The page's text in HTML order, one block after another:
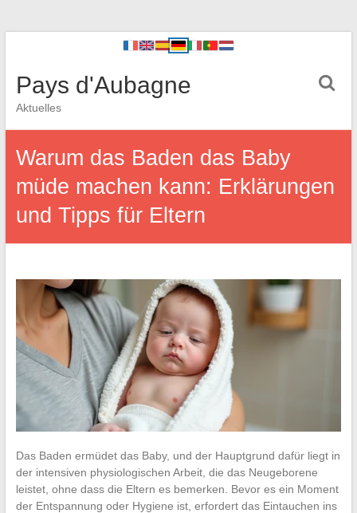
Pays d'Aubagne
Aktuelles
Warum das Baden das Baby
müde machen kann: Erklärungen
und Tipps für Eltern
Das Baden ermüdet das Baby, und der Hauptgrund dafür liegt in
der intensiven physiologischen Arbeit, die das Neugeborene
leistet, ohne dass die Eltern es bemerken. Bevor es ein Moment
der Entspannung oder Hygiene ist, erfordert das Eintauchen ins